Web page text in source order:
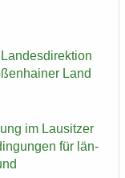
Land
im Lau­sit­zer
für län­